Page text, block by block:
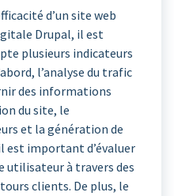
d’un site web
Drupal, il est
plusieurs indicateurs
l’analyse du trafic
des informations
du site, le
et la génération de
est important d’évaluer
utilisateur à travers des
clients. De plus, le